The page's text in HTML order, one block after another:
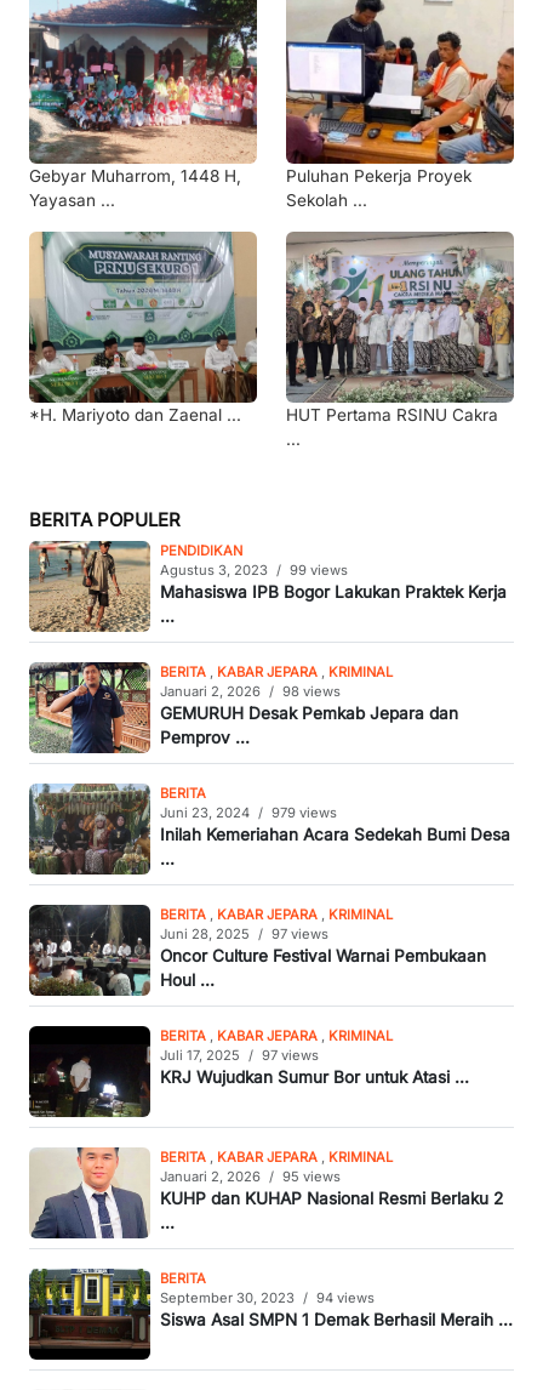
Gebyar Muharrom, 1448 H,
Yayasan ...
Puluhan Pekerja Proyek
Sekolah ...
*H. Mariyoto dan Zaenal ...
HUT Pertama RSINU Cakra
...
BERITA POPULER
PENDIDIKAN
Agustus 3, 2023 / 99 views
Mahasiswa IPB Bogor Lakukan Praktek Kerja
...
BERITA , KABAR JEPARA , KRIMINAL
Januari 2, 2026 / 98 views
GEMURUH Desak Pemkab Jepara dan
Pemprov ...
BERITA
Juni 23, 2024 / 979 views
Inilah Kemeriahan Acara Sedekah Bumi Desa
...
BERITA , KABAR JEPARA , KRIMINAL
Juni 28, 2025 / 97 views
Oncor Culture Festival Warnai Pembukaan
Houl ...
BERITA , KABAR JEPARA , KRIMINAL
Juli 17, 2025 / 97 views
KRJ Wujudkan Sumur Bor untuk Atasi ...
BERITA , KABAR JEPARA , KRIMINAL
Januari 2, 2026 / 95 views
KUHP dan KUHAP Nasional Resmi Berlaku 2
...
BERITA
September 30, 2023 / 94 views
Siswa Asal SMPN 1 Demak Berhasil Meraih ...